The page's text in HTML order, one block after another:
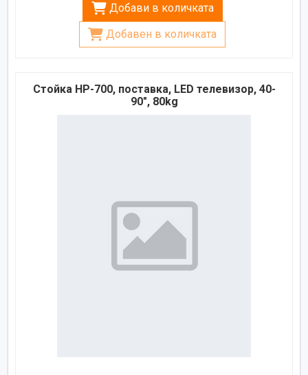
Добави в количката
Добавен в количката
Стойка HP-700, поставка, LED телевизор, 40-
90", 80kg